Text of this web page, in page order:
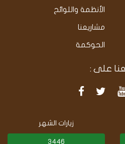
الأنظمة واللوائح
مشاريعنا
الحوكمة
على :
زيارات الشهر
3446